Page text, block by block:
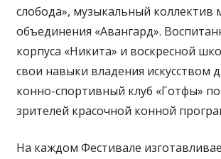
слобода», музыкальный коллектив
объединения «Авангард».
корпуса «Никита» и воскресной
свои навыки владения искусством
конно-спортивный клуб «Готфы»
зрителей красочной конной
На каждом Фестивале